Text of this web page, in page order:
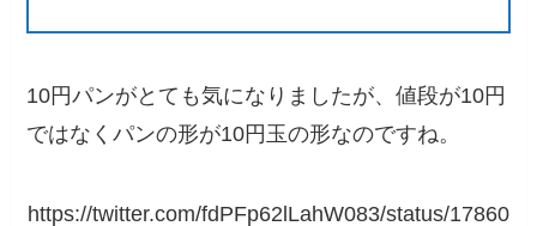
10円パンがとても気になりましたが、値段が10円
ではなくパンの形が10円玉の形なのですね。
https://twitter.com/fdPFp62lLahW083/status/17860